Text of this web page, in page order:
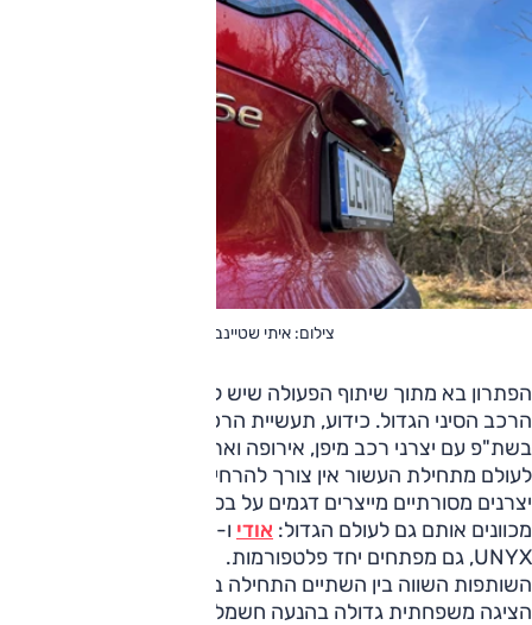
צילום: איתי שטיינברג
הפתרון בא מתוך שיתוף הפעולה שיש למאזדה עם צ'אנגן, תאגיד
הרכב הסיני הגדול. כידוע, תעשיית הרכב הסינית התחילה
בשת"פ עם יצרני רכב מיפן, אירופה וארה"ב, על היציאה שלה
לעולם מתחילת העשור אין צורך להרחיב, ולאחרונה הכיוון הפוך.
יצרנים מסורתיים מייצרים דגמים על בסיס התעשייה הסינית,
מכוונים אותם גם לעולם הגדול: אודי ו-E5,
UNYX, גם מפתחים יחד פלטפורמות.